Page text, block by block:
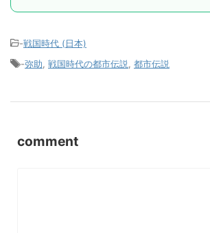
-戦国時代 (日本)
-弥助 戦国時代の都市伝説 都市伝説
comment